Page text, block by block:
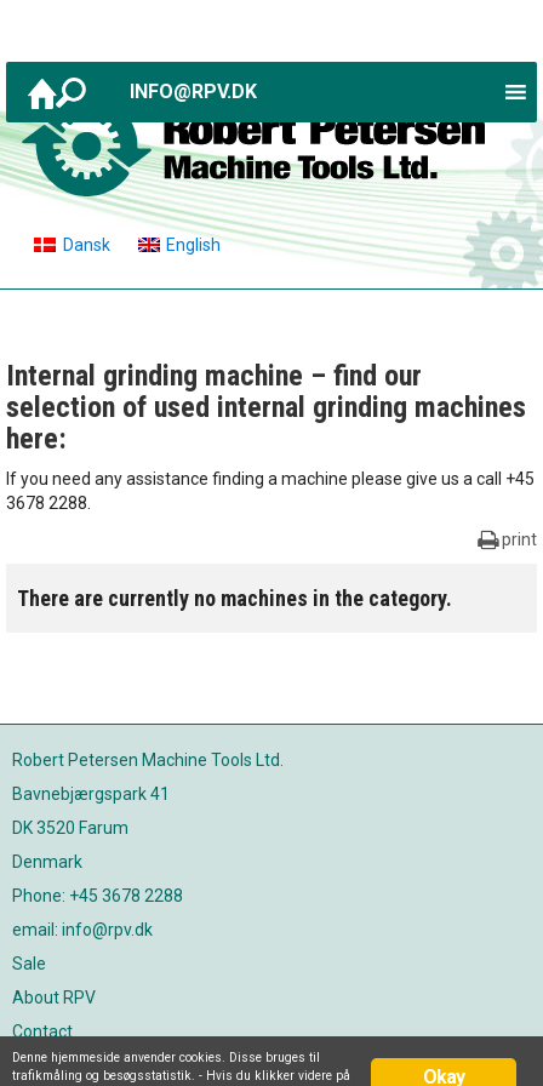
Dansk English
INFO@RPV.DK
Internal grinding machine – find our
selection of used internal grinding machines
here:
If you need any assistance finding a machine please give us a call +45
3678 2288.
print
There are currently no machines in the category.
Robert Petersen Machine Tools Ltd.
Bavnebjærgspark 41
DK 3520 Farum
Denmark
Phone: +45 3678 2288
email: info@rpv.dk
Sale
About RPV
Contact
Join our newsletter
Okay
Denne hjemmeside anvender cookies. Disse bruges til
trafikmåling og besøgsstatistik. - Hvis du klikker videre på